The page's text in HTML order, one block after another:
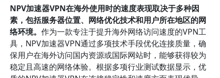
NPV加速器VPN在海外使用时的速度表现取决于多种因
素，包括服务器位置、网络优化技术和用户所在地区的网
络环境。 作为一款专注于提升海外网络访问速度的VPN工
具，NPV加速器VPN通过多项技术手段优化连接质量，确
保用户在海外访问国内资源或国际网站时，能够获得较为
稳定且高速的网络体验。根据多项行业测试数据显示，优